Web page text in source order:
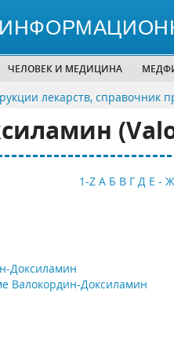
ЧЕЛОВЕК И МЕДИЦИНА
лекарств, справочник
1-Z А Б В Г Д Е -
Доксиламин
Валокордин-Доксиламин